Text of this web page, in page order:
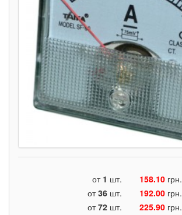
от 1 шт. 158.10 грн.
от36 шт. 192.00 грн.
от72 шт. 225.90 грн.